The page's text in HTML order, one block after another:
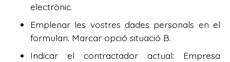
electrònic.
Emplenar les vostres dades personals en el
formulari. Marcar opció situació B.
Indicar el contractador actual: Empresa